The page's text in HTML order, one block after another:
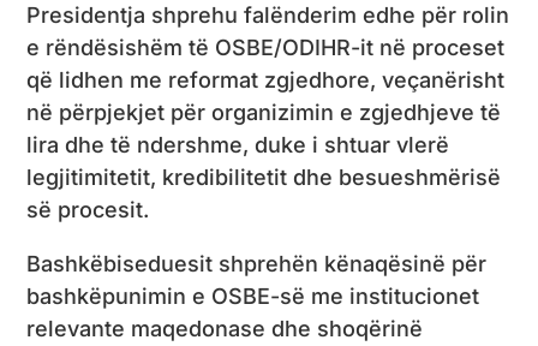
Presidentja shprehu falënderim edhe për rolin
e rëndësishëm të OSBE/ODIHR-it në proceset
që lidhen me reformat zgjedhore, veçanërisht
në përpjekjet për organizimin e zgjedhjeve të
lira dhe të ndershme, duke i shtuar vlerë
legjitimitetit, kredibilitetit dhe besueshmërisë
së procesit.
Bashkëbiseduesit shprehën kënaqësinë për
bashkëpunimin e OSBE-së me institucionet
relevante maqedonase dhe shoqërinë